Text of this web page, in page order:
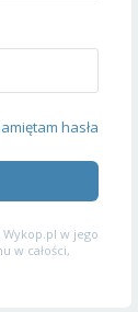
hasła
Wykop.pl w jego
w całości,